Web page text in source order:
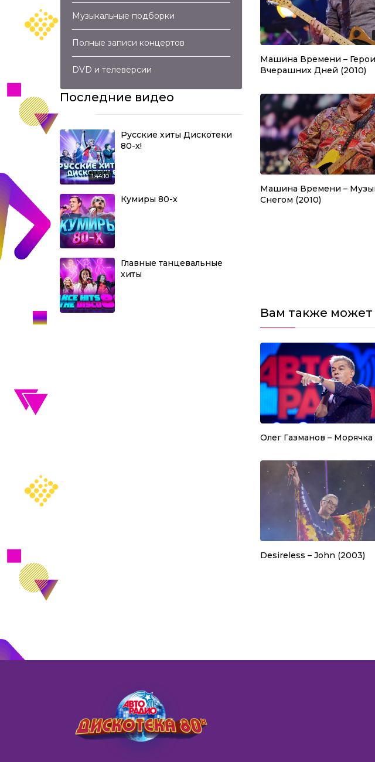
Машина Времени – Герои
Вчерашних Дней (2010)
Машина Времени –
Снегом (2010)
Вам также может
Олег Газманов – Морячка
Desireless – John (2003)
Музыкальные подборки
Полные записи концертов
DVD и телеверсии
Последние видео
1:44:10
Русские хиты Дискотеки
80-х!
Кумиры 80-х
Главные танцевальные
хиты